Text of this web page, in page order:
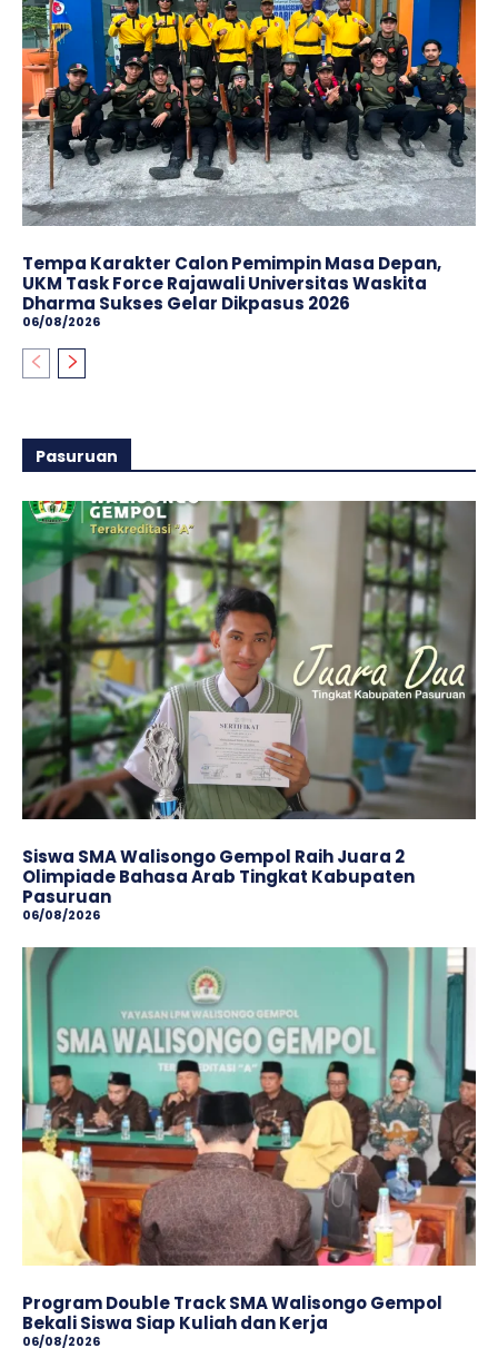
Tempa Karakter Calon Pemimpin Masa Depan,
UKM Task Force Rajawali Universitas Waskita
Dharma Sukses Gelar Dikpasus 2026
06/08/2026
Pasuruan
Siswa SMA Walisongo Gempol Raih Juara 2
Olimpiade Bahasa Arab Tingkat Kabupaten
Pasuruan
06/08/2026
Program Double Track SMA Walisongo Gempol
Bekali Siswa Siap Kuliah dan Kerja
06/08/2026